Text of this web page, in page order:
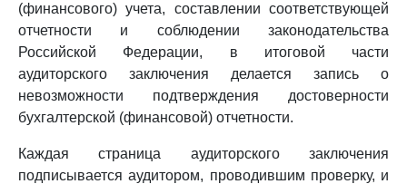
(финансового) учета, составлении соответствующей
отчетности и соблюдении законодательства
Российской Федерации, в итоговой части
аудиторского заключения делается запись о
невозможности подтверждения достоверности
бухгалтерской (финансовой) отчетности.
Каждая страница аудиторского заключения
подписывается аудитором, проводившим проверку, и